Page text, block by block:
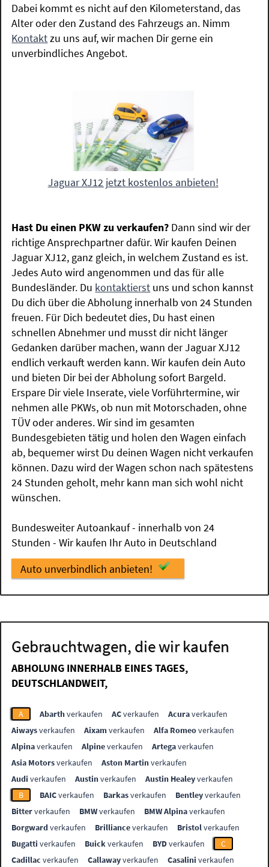
Dabei kommt es nicht auf den Kilometerstand, das
Alter oder den Zustand des Fahrzeugs an. Nimm
Kontaktzu uns auf, wir machen Dir gerne ein
unverbindliches Angebot.
Jaguar XJ12 jetzt kostenlos anbieten!
Hast Du einen PKW zu verkaufen? Dann sind wir der
richtige Ansprechpartner dafür. Wir kaufen Deinen
Jaguar XJ12, ganz gleich, in welchem Zustand es ist.
Jedes Auto wird angenommen und das für alle
Bundesländer. Du kontaktierst uns und schon kannst
Du dich über die Abholung innerhalb von 24 Stunden
freuen. Für Dich bedeutet dies, Du hast einen
schnellen Abnehmer und musst dir nicht länger
Gedanken darüber machen, wann der Jaguar XJ12
endlich verkauft werden kann. Wir kaufen dein Auto
und bieten Dir bei der Abholung sofort Bargeld.
Erspare Dir viele Inserate, viele Vorführtermine, wir
nehmen alle PKWs, ob nun mit Motorschaden, ohne
TÜV oder anderes. Wir sind im gesamten
Bundesgebieten tätig und holen den Wagen einfach
ab, bequemer wirst Du deinen Wagen nicht verkaufen
können. Dazu wird der Wagen schon nach spätestens
24 Stunden geholt, mehr kann man sich wohl nicht
wünschen.
Bundesweiter Autoankauf - innerhalb von 24
Stunden - Wir kaufen Ihr Auto in Deutschland
Auto unverbindlich anbieten!
Gebrauchtwagen, die wir kaufen
ABHOLUNG INNERHALB EINES TAGES,
DEUTSCHLANDWEIT,
A Abarthverkaufen ACverkaufen Acuraverkaufen
Aiwaysverkaufen Aixamverkaufen Alfa Romeoverkaufen
Alpinaverkaufen Alpineverkaufen Artegaverkaufen
Asia Motorsverkaufen Aston Martinverkaufen
Audi verkaufen Austinverkaufen Austin Healeyverkaufen
B
BAICverkaufen Barkasverkaufen Bentleyverkaufen
Bitterverkaufen BMWverkaufen BMW Alpinaverkaufen
Borgwardverkaufen Brillianceverkaufen Bristolverkaufen
Bugatti verkaufen Buickverkaufen BYDverkaufen
C
Cadillac verkaufen Callawayverkaufen Casalini verkaufen